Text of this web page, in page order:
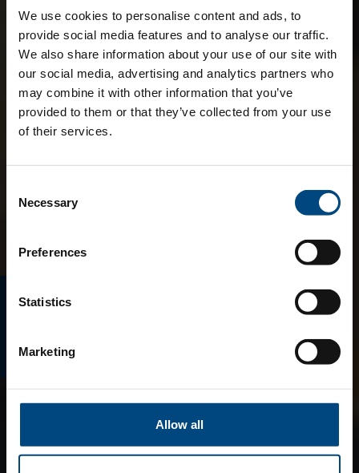
We use cookies to personalise content and ads, to
provide social media features and to analyse our traffic.
We also share information about your use of our site with
our social media, advertising and analytics partners who
may combine it with other information that you’ve
provided to them or that they’ve collected from your use
of their services.
Selection
Necessary
Preferences
Statistics
Marketing
Allow all
E-MAGAZINO